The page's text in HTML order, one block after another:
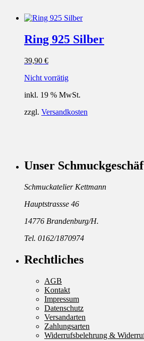
Ring 925 Silber
39,90 €
Nicht vorrätig
inkl. 19 % MwSt.
zzgl. Versandkosten
Unser
Schmuckatelier Kettmann
Hauptstrassse 46
14776 Brandenburg/H.
Tel. 0162/1870974
Rechtliches
AGB
Kontakt
Impressum
Datenschutz
Versandarten
Zahlungsarten
Widerrufsbelehrung &